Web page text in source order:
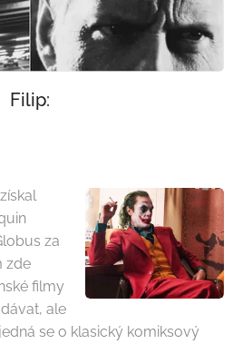
Filip:
za
zde
filmy
ale
se o klasický komiksový